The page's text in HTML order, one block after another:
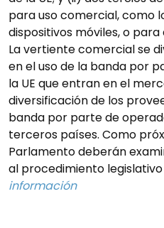
para uso comercial, como
dispositivos móviles, o
La vertiente comercial se
en el uso de la banda por
la UE que entran en el
diversificación de los
banda por parte de
terceros países. Como
Parlamento deberán
al procedimiento
información